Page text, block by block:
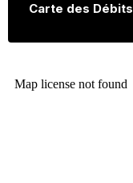
Carte des